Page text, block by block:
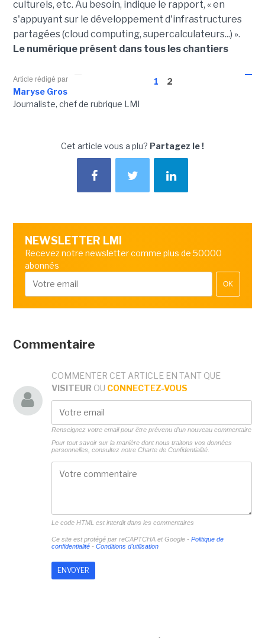
culturels, etc. Au besoin, indique le rapport, « en
s'appuyant sur le développement d'infrastructures
partagées (cloud computing, supercalculateurs...) ».
Le numérique présent dans tous les chantiers
1 2
Article rédigé par
Maryse Gros
Journaliste, chef de rubrique LMI
Cet article vous a plu? Partagez le !
NEWSLETTER LMI
Recevez notre newsletter comme plus de 50000
abonnés
OK
Commentaire
COMMENTER CET ARTICLE EN TANT QUE
VISITEUR OU CONNECTEZ-VOUS
Renseignez votre email pour être prévenu d'un nouveau commentaire
Pour tout savoir sur la manière dont nous traitons vos données
personnelles, consultez notre Charte de Confidentialité.
Le code HTML est interdit dans les commentaires
Ce site est protégé par reCAPTCHA et Google - Politique de
confidentialité- Conditions d'utilisation